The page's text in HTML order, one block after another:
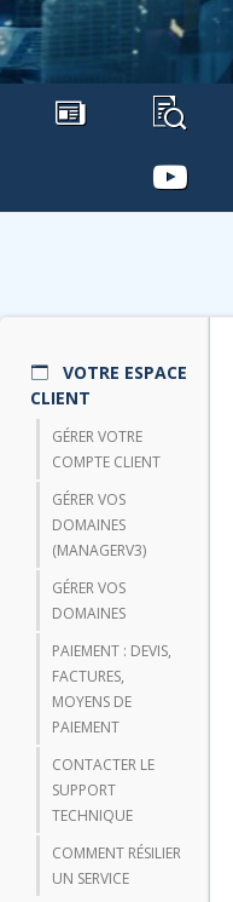
VOTRE ESPACE
CLIENT
GÉRER VOTRE
COMPTE CLIENT
GÉRER VOS
DOMAINES
(MANAGERV3)
GÉRER VOS
DOMAINES
PAIEMENT : DEVIS,
FACTURES,
MOYENS DE
PAIEMENT
CONTACTER LE
SUPPORT
TECHNIQUE
COMMENT RÉSILIER
UN SERVICE